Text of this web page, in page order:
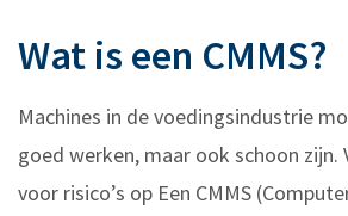
Wat is een CMMS?
Machines in de voedingsindustrie
goed werken, maar ook schoon zijn.
voor risico’s op Een CMMS